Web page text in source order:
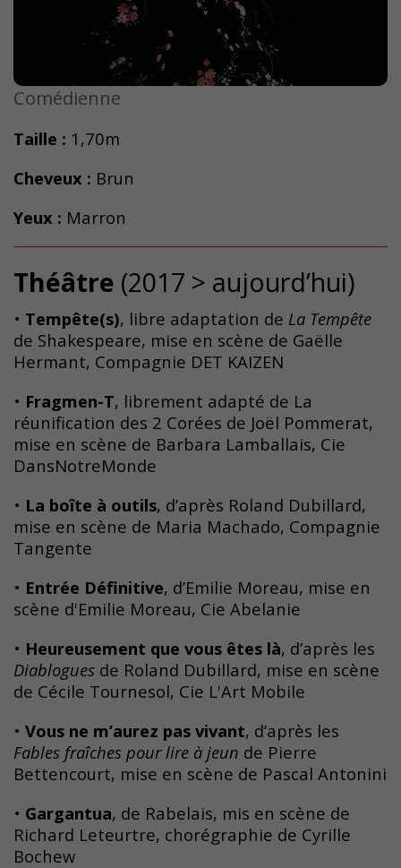
Comédienne
Taille : 1,70m
Cheveux : Brun
Yeux : Marron
Théâtre (2017 > aujourd’hui)
• Tempête(s), libre adaptation de La Tempête
de Shakespeare, mise en scène de Gaëlle
Hermant, Compagnie DET KAIZEN
• Fragmen-T, librement adapté de La
réunification des 2 Corées de Joël Pommerat,
mise en scène de Barbara Lamballais, Cie
DansNotreMonde
• La boîte à outils, d’après Roland Dubillard,
mise en scène de Maria Machado, Compagnie
Tangente
• Entrée Définitive, d’Emilie Moreau, mise en
scène d'Emilie Moreau, Cie Abelanie
• Heureusement que vous êtes là, d’après les
Diablogues de Roland Dubillard, mise en scène
de Cécile Tournesol, Cie L'Art Mobile
• Vous ne m’aurez pas vivant, d’après les
Fables fraîches pour lire à jeun de Pierre
Bettencourt, mise en scène de Pascal Antonini
• Gargantua, de Rabelais, mis en scène de
Richard Leteurtre, chorégraphie de Cyrille
Bochew